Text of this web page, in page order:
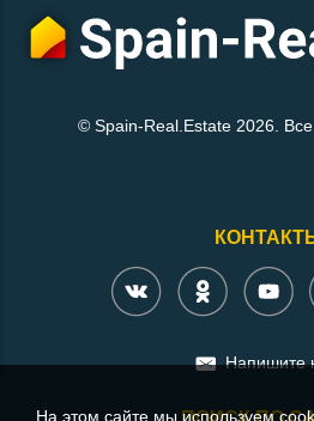
© Spain-Real.Estate 2026.
Напишите
На этом сайте мы используем